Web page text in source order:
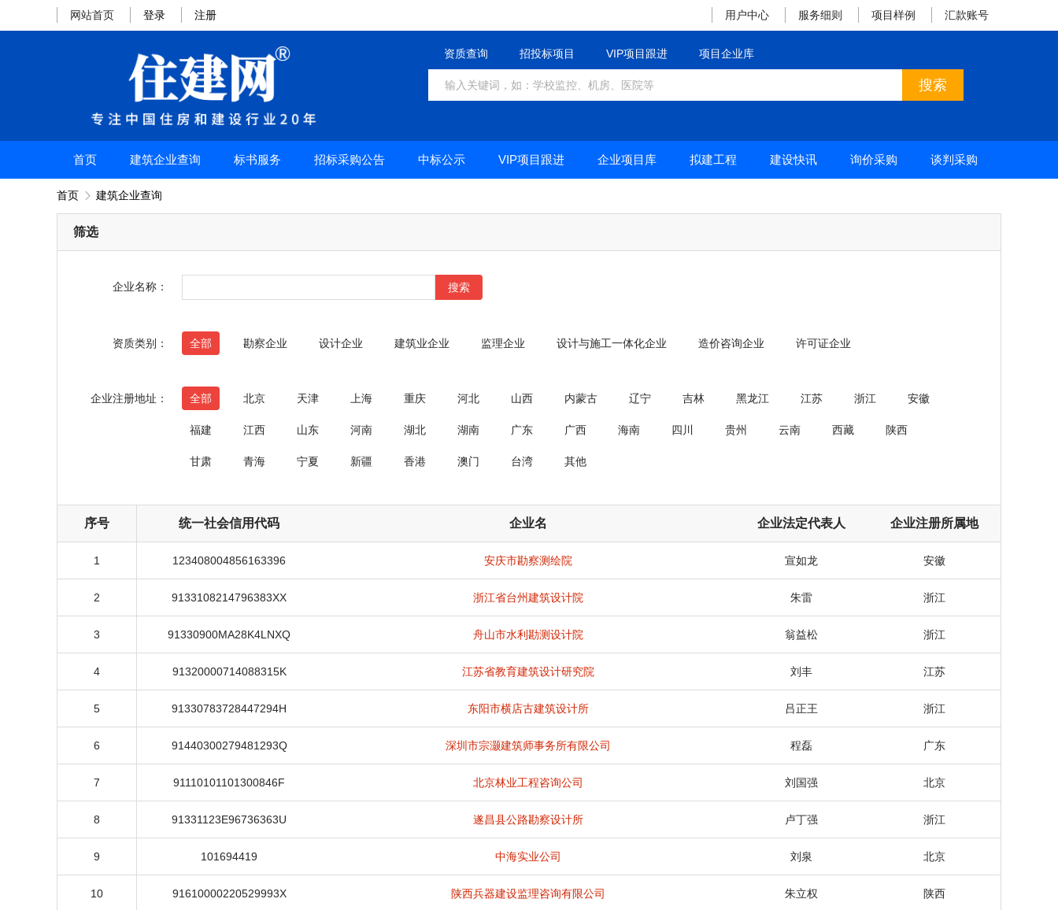
网站首页 登录 注册 用户中心 服务细则 项目样例 汇款账号
资质查询 招投标项目 VIP项目跟进 项目企业库
首页 建筑企业查询 标书服务 招标采购公告 中标公示 VIP项目跟进 企业项目库 拟建工程 建设快讯 询价采购 谈判采购
首页  建筑企业查询
筛选
企业名称： 搜索
资质类别： 全部 勘察企业 设计企业 建筑业企业 监理企业 设计与施工一体化企业 造价咨询企业 许可证企业
企业注册地址： 全部 北京 天津 上海 重庆 河北 山西 内蒙古 辽宁 吉林 黑龙江 江苏 浙江 安徽
福建 江西 山东 河南 湖北 湖南 广东 广西 海南 四川 贵州 云南 西藏 陕西
甘肃 青海 宁夏 新疆 香港 澳门 台湾 其他
序号 统一社会信用代码 企业名 企业法定代表人 企业注册所属地
1 123408004856163396 安庆市勘察测绘院 宣如龙 安徽
2 9133108214796383XX 浙江省台州建筑设计院 朱雷 浙江
3 91330900MA28K4LNXQ 舟山市水利勘测设计院 翁益松 浙江
4 91320000714088315K 江苏省教育建筑设计研究院 刘丰 江苏
5 91330783728447294H 东阳市横店古建筑设计所 吕正王 浙江
6 91440300279481293Q 深圳市宗灏建筑师事务所有限公司 程磊 广东
7 91110101101300846F 北京林业工程咨询公司 刘国强 北京
8 91331123E96736363U 遂昌县公路勘察设计所 卢丁强 浙江
9 101694419 中海实业公司 刘泉 北京
10 91610000220529993X 陕西兵器建设监理咨询有限公司 朱立权 陕西